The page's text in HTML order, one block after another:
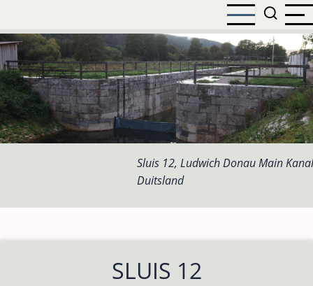
naar
de
inhoud
gaan
Sluis 12, Ludwich Donau Main
Duitsland
SLUIS 12